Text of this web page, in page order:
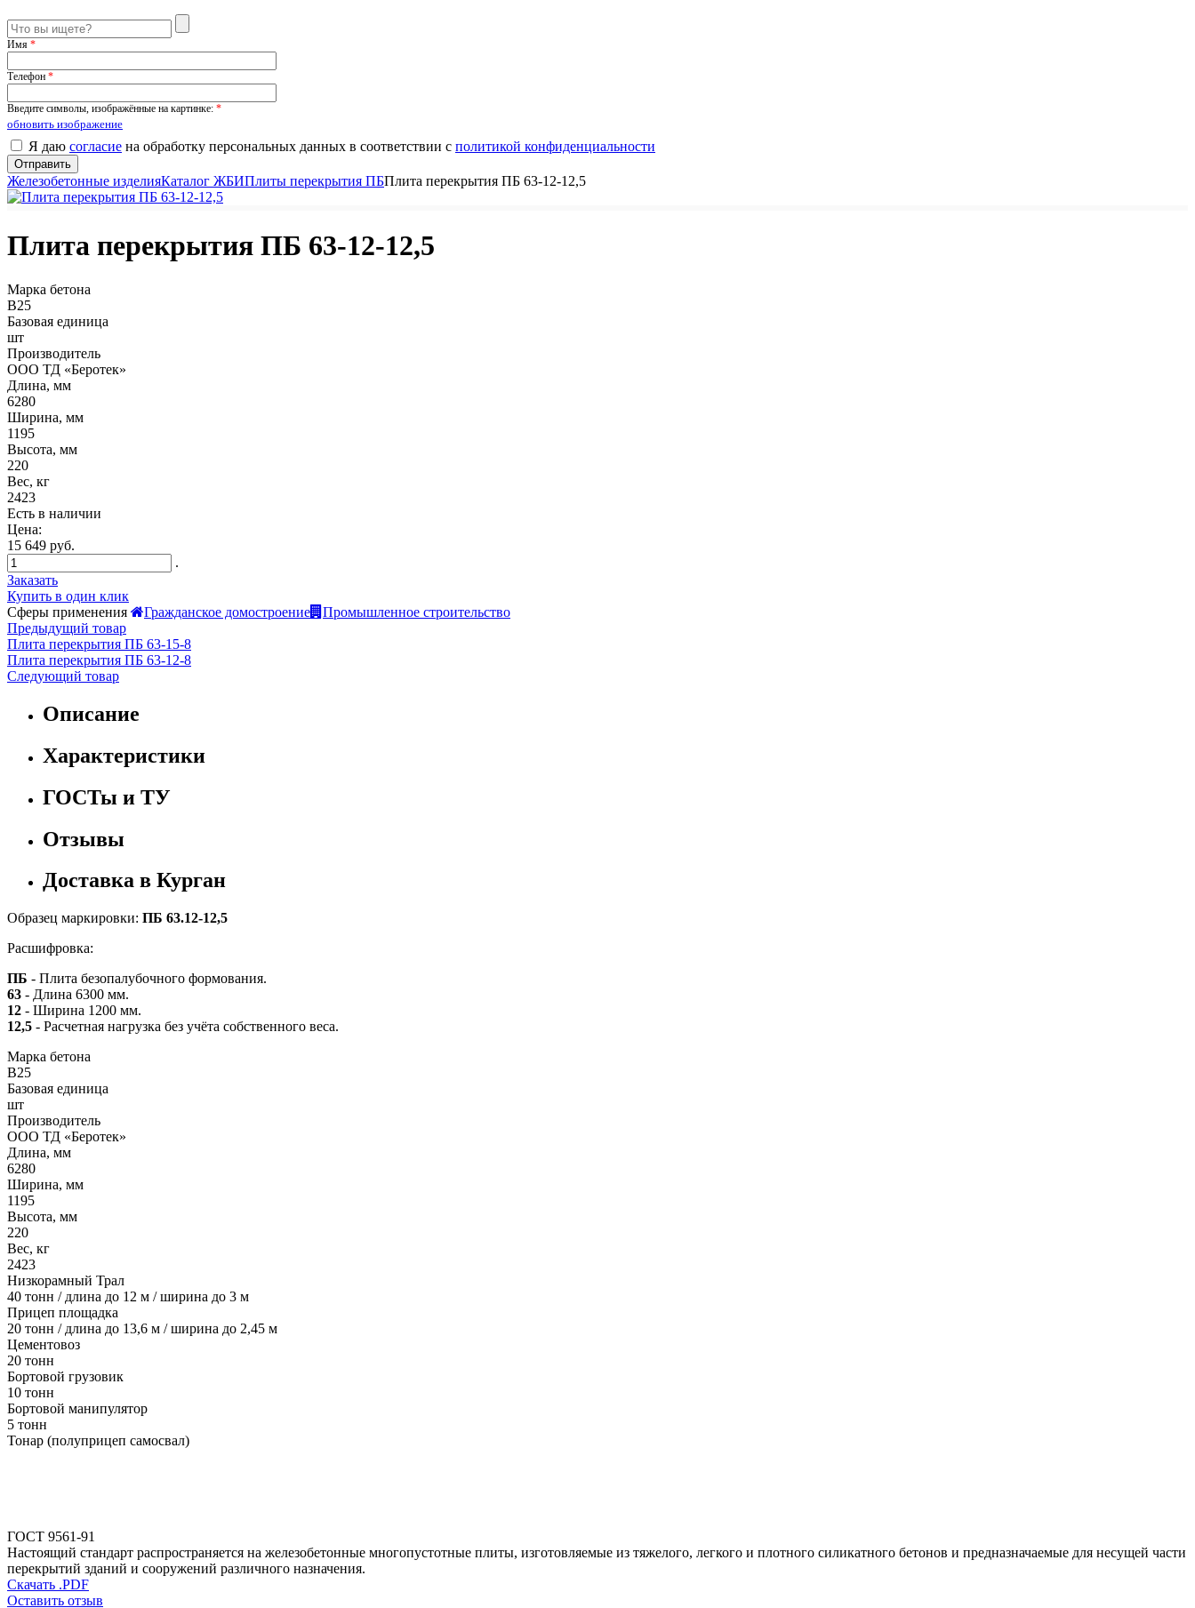
Имя *
Телефон *
Введите символы, изображённые на картинке: *
обновить изображение
Я даю согласие на обработку персональных данных в соответствии с политикой конфиденциальности
Железобетонные изделияКаталог ЖБИПлиты перекрытия ПБПлита перекрытия ПБ 63-12-12,5
Плита перекрытия ПБ 63-12-12,5
Марка бетона
B25
Базовая единица
шт
Производитель
ООО ТД «Беротек»
Длина, мм
6280
Ширина, мм
1195
Высота, мм
220
Вес, кг
2423
Есть в наличии
Цена:
15 649 руб.
.
Заказать
Купить в один клик
Сферы применения
Гражданское домостроение
Промышленное строительство
Предыдущий товар
Плита перекрытия ПБ 63-15-8
Плита перекрытия ПБ 63-12-8
Следующий товар
Описание
Характеристики
ГОСТы и ТУ
Отзывы
Доставка в Курган
Образец маркировки: ПБ 63.12-12,5
Расшифровка:
ПБ - Плита безопалубочного формования.
63 - Длина 6300 мм.
12 - Ширина 1200 мм.
12,5 - Расчетная нагрузка без учёта собственного веса.
Марка бетона
B25
Базовая единица
шт
Производитель
ООО ТД «Беротек»
Длина, мм
6280
Ширина, мм
1195
Высота, мм
220
Вес, кг
2423
Низкорамный Трал
40 тонн / длина до 12 м / ширина до 3 м
Прицеп площадка
20 тонн / длина до 13,6 м / ширина до 2,45 м
Цементовоз
20 тонн
Бортовой грузовик
10 тонн
Бортовой манипулятор
5 тонн
Тонар (полуприцеп самосвал)
ГОСТ 9561-91
Настоящий стандарт распространяется на железобетонные многопустотные плиты, изготовляемые из тяжелого, легкого и плотного силикатного бетонов и предназначаемые для несущей части
перекрытий зданий и сооружений различного назначения.
Скачать .PDF
Оставить отзыв